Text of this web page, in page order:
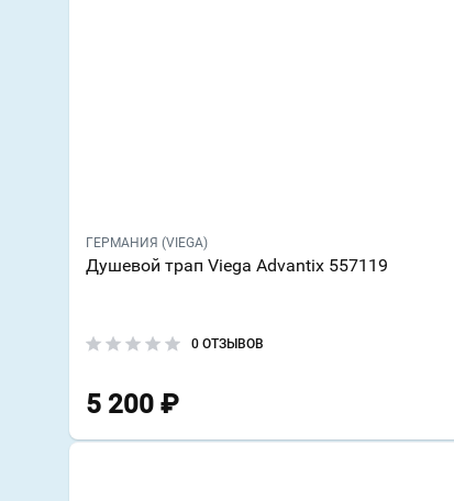
ГЕРМАНИЯ (VIEGA)
Душевой трап Viega Advantix 557119
0 ОТЗЫВОВ
5 200 ₽